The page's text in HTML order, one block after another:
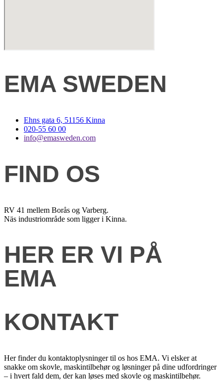
EMA SWEDEN
Ehns gata 6, 51156 Kinna
020-55 60 00
info@emasweden.com
FIND OS
RV 41 mellem Borås og Varberg.
Näs industriområde som ligger i Kinna.
HER ER VI PÅ
EMA
KONTAKT
Her finder du kontaktoplysninger til os hos EMA. Vi elsker at
snakke om skovle, maskintilbehør og løsninger på dine udfordringer
– i hvert fald dem, der kan løses med skovle og maskintilbehør.